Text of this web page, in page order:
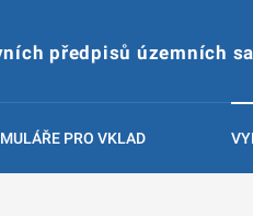
předpisů územních
PRO VKLAD